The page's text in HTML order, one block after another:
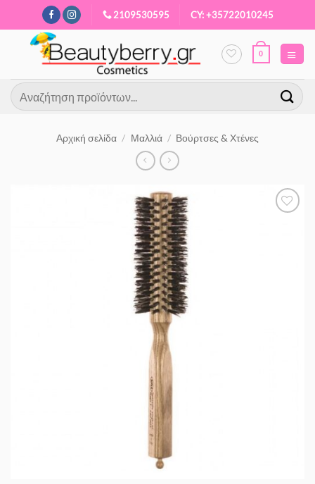
Μετάβαση
περιεχόμενο
2109530595 CY: +35722010245
0
Αναζήτηση
για:
Αρχική σελίδα / Μαλλιά / Βούρτσες & Χτένες